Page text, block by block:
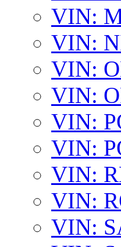
VIN:
VIN:
VIN:
VIN:
VIN:
VIN:
VIN:
VIN:
VIN: